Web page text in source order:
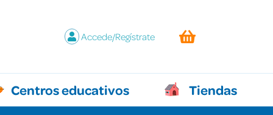
Accede/Regístrate
Centros educativos Tiendas